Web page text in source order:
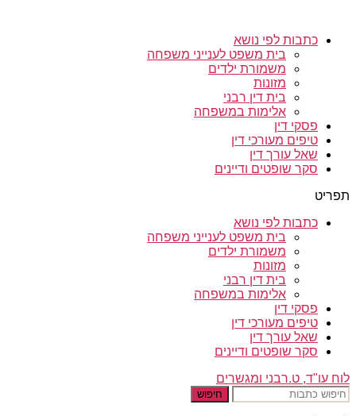
כתבות לפי נושא
בית משפט לענייני משפחה
משמורת ילדים
מזונות
בית דין רבני
אלימות במשפחה
פסקי דין
טיפים מעורכי דין
שאל עורך דין
סקר שופטים ודיינים
תפריט
כתבות לפי נושא
בית משפט לענייני משפחה
משמורת ילדים
מזונות
בית דין רבני
אלימות במשפחה
פסקי דין
טיפים מעורכי דין
שאל עורך דין
סקר שופטים ודיינים
לוח עו"ד, ט.רבני ומגשרים
חיפוש